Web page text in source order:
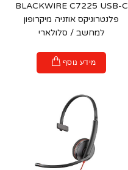
BLACKWIRE C7225 USB-C
פלנטרוניקס אוזניה מיקרופון
למחשב / סלולארי
מידע נוסף